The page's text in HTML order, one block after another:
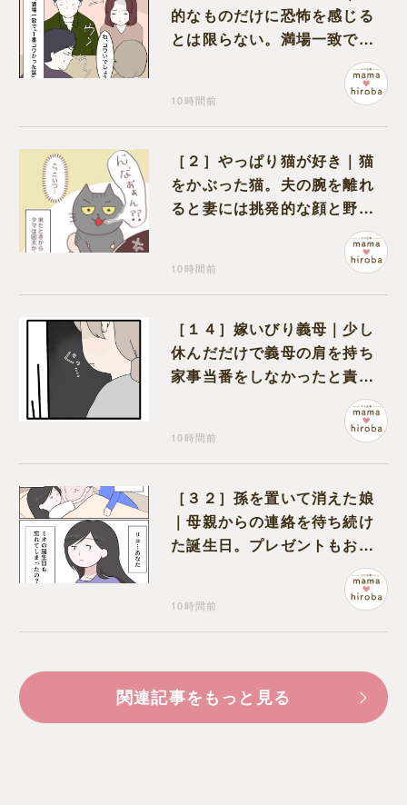
的なものだけに恐怖を感じる
とは限らない。満場一致でコ
ワいと認定された意外な体験
10時間前
［２］やっぱり猫が好き｜猫
をかぶった猫。夫の腕を離れ
ると妻には挑発的な顔と野太
10時間前
［１４］嫁いびり義母｜少し
休んだだけで義母の肩を持ち
家事当番をしなかったと責め
10時間前
［３２］孫を置いて消えた娘
｜母親からの連絡を待ち続け
た誕生日。プレゼントもお祝
10時間前
関連記事をもっと見る